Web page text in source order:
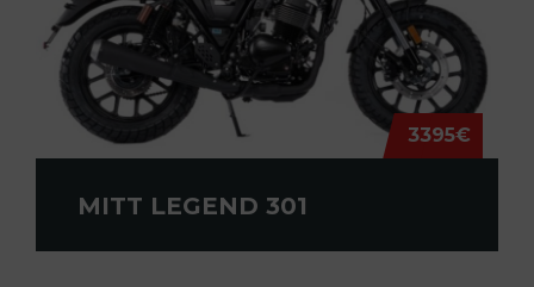
3395€
MITT LEGEND 301